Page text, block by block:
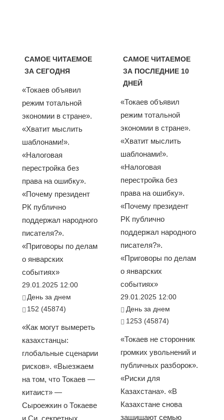
САМОЕ ЧИТАЕМОЕ
ЗА СЕГОДНЯ
«Токаев объявил
режим тотальной
экономии в стране».
«Хватит мыслить
шаблонами!».
«Налоговая
перестройка без
права на ошибку».
«Почему президент
РК публично
поддержал народного
писателя?».
«Приговоры по делам
о январских
событиях»
29.01.2025 12:00
День за днем
152 (45874)
«Как могут вымереть
казахстанцы:
глобальные сценарии
рисков». «Выезжаем
на том, что Токаев —
китаист» —
Сыроежкин о Токаеве
и Си, секретных
САМОЕ ЧИТАЕМОЕ
ЗА ПОСЛЕДНИЕ 10
ДНЕЙ
«Токаев объявил
режим тотальной
экономии в стране».
«Хватит мыслить
шаблонами!».
«Налоговая
перестройка без
права на ошибку».
«Почему президент
РК публично
поддержал народного
писателя?».
«Приговоры по делам
о январских
событиях»
29.01.2025 12:00
День за днем
1253 (45874)
«Токаев не сторонник
громких увольнений и
публичных разборок».
«Риски для
Казахстана». «В
Казахстане снова
защищают семью